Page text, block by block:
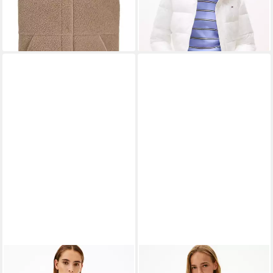
TOMMY HILFIGER
TOMMY JEANSSteppjacke